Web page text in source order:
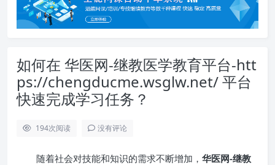
如何在 华医网-继教医学教育平台-htt
ps://chengducme.wsglw.net/ 平台
快速完成学习任务？
194次阅读 没有评论
随着社会对技能和知识的需求不断增加， 华医网-继教